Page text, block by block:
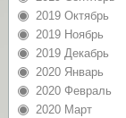
2019 Октябрь
2019 Ноябрь
2019 Декабрь
2020 Январь
2020 Февраль
2020 Март